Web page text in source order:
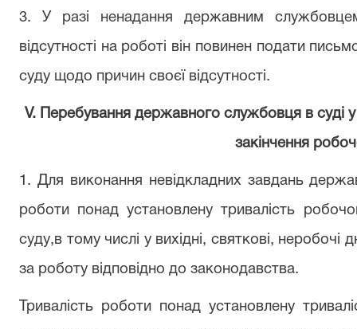
3. У разі ненадання державним
відсутності на роботі він повинен подати
суду щодо причин своєї відсутності.
V. Перебування державного службовця в суді
закінчення
1. Для виконання невідкладних завдань
роботи понад установлену тривалість
суду,в тому числі у вихідні, святкові, неробочі
за роботу відповідно до законодавства.
Тривалість роботи понад установлену